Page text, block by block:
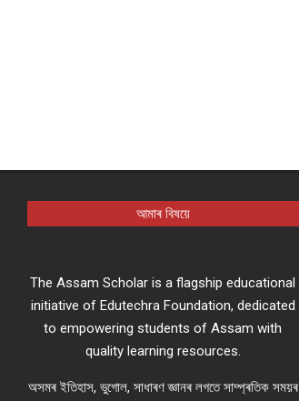
আমাৰ বিষয়ে
The Assam Scholar is a flagship educational
initiative of Edutechra Foundation, dedicated
to empowering students of Assam with
quality learning resources.
অসমৰ ইতিহাস, ভুগোল, সাধাৰণ জ্ঞানৰ লগতে সাম্প্ৰতিক সময়ৰ